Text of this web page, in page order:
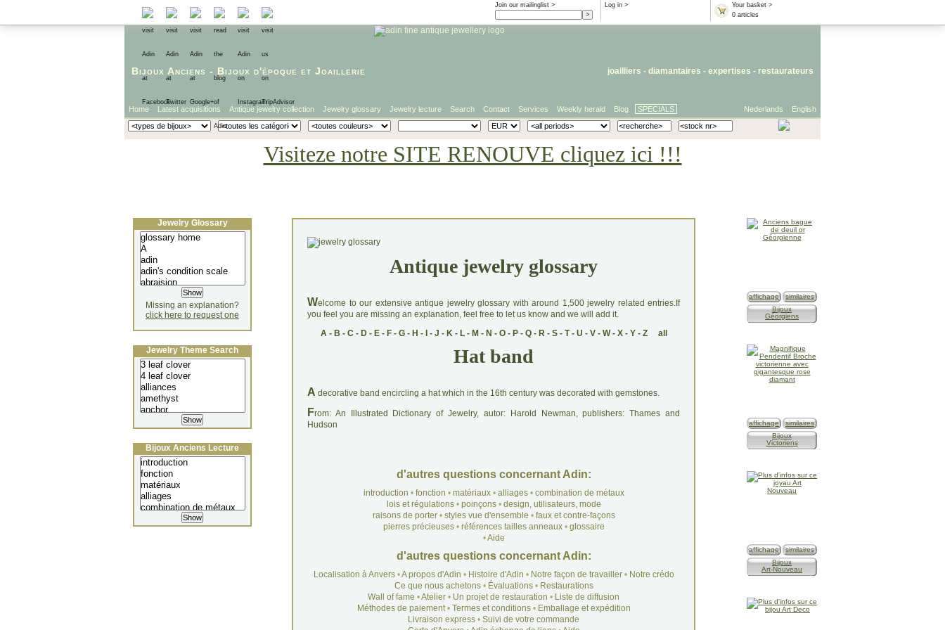
Your basket >
0 articles
Log in >
Join our mailinglist >
Bijoux Anciens - Bijoux d'époque et Joaillerie joailliers - diamantaires - expertises - restaurateurs
English
Nederlands
Home Latest acquisitions Antique jewelry collection Jewelry glossary Jewelry lecture Search Contact Services Weekly herald Blog SPECIALS
Visiteze notre SITE RENOUVE cliquez ici !!!
Antique jewelry glossary
Welcome to our extensive antique jewelry glossary with around 1,500 jewelry related entries.If
you feel you are missing an explanation, feel free to let us know and we will add it.
A- B - C- D- E- F- G- H - - J - K- L- M - N - O- P- Q- R- S- T- U - V- W- X- Y- Z all
Hat band
A decorative band encircling a hat which in the 16th century was decorated with gemstones.
From: An Illustrated Dictionary of Jewelry, autor: Harold Newman, publishers: Thames and
Hudson
d'autres questions concernant Adin:
introduction • fonction • matériaux• alliages• combination de métaux
lois et régulations• poinçons• design, utilisateurs, mode
raisons de porter• styles vue d'ensemble • faux et contre-façons
pierres précieuses• références tailles anneaux• glossaire
•Aide
d'autres questions concernant Adin:
Localisation à Anvers•A propos d'Adin • Histoire d'Adin • Notre façon de travailler • Notre crédo
Ce que nous achetons• Évaluations• Restaurations
Wall of fame •Atelier • Un projet de restauration • Liste de diffusion
Méthodes de paiement• Termes et conditions• Emballage et expédition
Livraison express • Suivi de votre commande
Jewelry Glossary
Missing an explanation?
click here to request one
Jewelry Theme Search
Bijoux Anciens Lecture
affichage
similaires
Bijoux
Géorgiens
affichage
similaires
Bijoux
Victoriens
affichage
similaires
Bijoux
Art-Nouveau